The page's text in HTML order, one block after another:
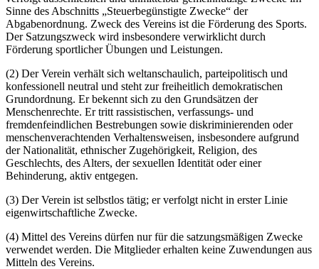
Sinne des Abschnitts „Steuerbegünstigte Zwecke“ der
Abgabenordnung. Zweck des Vereins ist die Förderung des Sports.
Der Satzungszweck wird insbesondere verwirklicht durch
Förderung sportlicher Übungen und Leistungen.
(2) Der Verein verhält sich weltanschaulich, parteipolitisch und
konfessionell neutral und steht zur freiheitlich demokratischen
Grundordnung. Er bekennt sich zu den Grundsätzen der
Menschenrechte. Er tritt rassistischen, verfassungs- und
fremdenfeindlichen Bestrebungen sowie diskriminierenden oder
menschenverachtenden Verhaltensweisen, insbesondere aufgrund
der Nationalität, ethnischer Zugehörigkeit, Religion, des
Geschlechts, des Alters, der sexuellen Identität oder einer
Behinderung, aktiv entgegen.
(3) Der Verein ist selbstlos tätig; er verfolgt nicht in erster Linie
eigenwirtschaftliche Zwecke.
(4) Mittel des Vereins dürfen nur für die satzungsmäßigen Zwecke
verwendet werden. Die Mitglieder erhalten keine Zuwendungen aus
Mitteln des Vereins.